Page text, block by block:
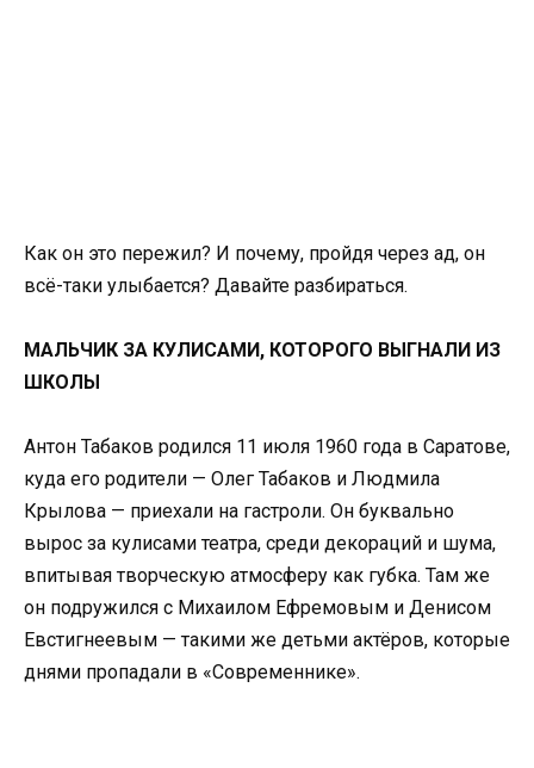
Как он это пережил? И почему, пройдя через ад, он
всё-таки улыбается? Давайте разбираться.
МАЛЬЧИК ЗА КУЛИСАМИ, КОТОРОГО ВЫГНАЛИ ИЗ
ШКОЛЫ
Антон Табаков родился 11 июля 1960 года в Саратове,
куда его родители — Олег Табаков и Людмила
Крылова — приехали на гастроли. Он буквально
вырос за кулисами театра, среди декораций и шума,
впитывая творческую атмосферу как губка. Там же
он подружился с Михаилом Ефремовым и Денисом
Евстигнеевым — такими же детьми актёров, которые
днями пропадали в «Современнике».